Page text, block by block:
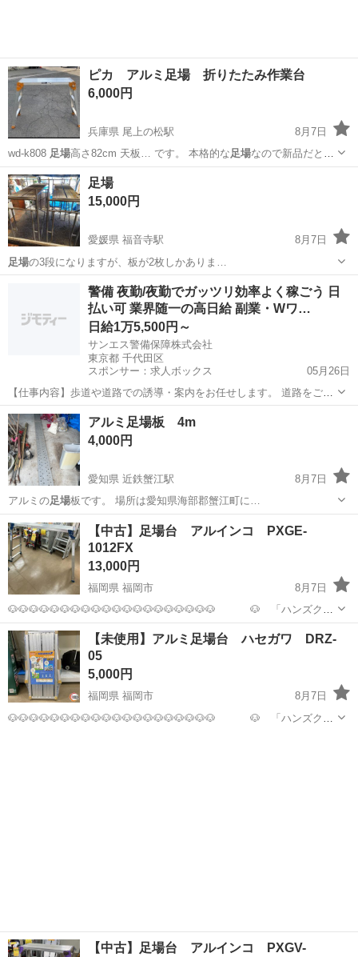
ピカ アルミ足場 折りたたみ作業台
6,000円
兵庫県 尾上の松駅
8月7日
wd-k808 足場 高さ82cm 天板… です。 本格的な足場なので新品だと
2〜…
兵庫 加古川市
足場
15,000円
愛媛県 福音寺駅
8月7日
足場の3段になりますが、板が2枚しかありま…
松山市 福音寺駅 その他
警備 夜勤/夜勤でガッツリ効率よく稼ごう 日
払い可 業界随一の高日給 副業・Wワ…
日給1万5,500円～
サンエス警備保障株式会社
東京都 千代田区
スポンサー：求人ボックス
05月26日
【仕事内容】歩道や道路での誘導・案内をお任せします。 道路をご利
用される車両や歩行者の方が安全に安心して通行するために適切に誘
導してください。 勤務地へは直行直帰OKです! <未経験でも安心!!> 丁
寧な研修20hで基本的な知識を...
アルバイト・パート
アルミ足場板 4m
4,000円
愛知県 近鉄蟹江駅
8月7日
アルミの足場 板です。 場所は愛知県海部郡蟹江町に…
愛知 海部郡 近鉄蟹江駅
【中古】足場台 アルインコ PXGE-
1012FX
13,000円
福岡県 福岡市
8月7日
🐶🐶🐶🐶🐶🐶🐶🐶🐶🐶🐶🐶🐶🐶🐶🐶🐶🐶🐶🐶 🐶 「ハンズクラ
フト 博多店」 🐶 🐶🐶🐶🐶🐶🐶🐶🐶🐶🐶🐶🐶🐶🐶🐶🐶🐶🐶🐶🐶 ＜絶
賛イベント開催中‼‼＞ 🌈商品ご購入時にスタッフに「ジモ
ティ...
福岡 福岡市 その他 足場
【未使用】アルミ足場台 ハセガワ DRZ-
05
5,000円
福岡県 福岡市
8月7日
🐶🐶🐶🐶🐶🐶🐶🐶🐶🐶🐶🐶🐶🐶🐶🐶🐶🐶🐶🐶 🐶 「ハンズクラ
【中古】足場台 アルインコ PXGV-